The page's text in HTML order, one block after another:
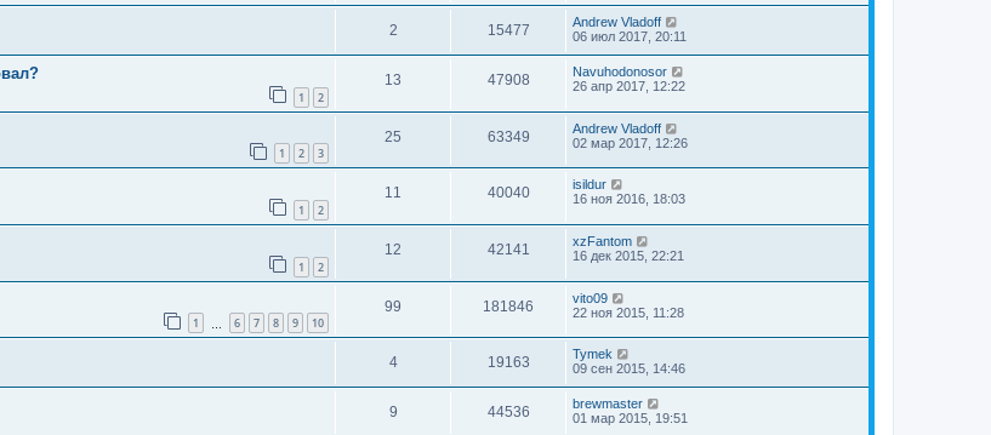
2 15477
Andrew Vladoff
06 июл 2017, 20:11
1 2
13 47908
Navuhodonosor
26 апр 2017, 12:22
1 2 3
25 63349
Andrew Vladoff
02 мар 2017, 12:26
1 2
11 40040
isildur
16 ноя 2016, 18:03
1 2
12 42141
xzFantom
16 дек 2015, 22:21
1 6 7 8 9 10
99 181846
vito09
22 ноя 2015, 11:28
4 19163
Tymek
09 сен 2015, 14:46
9 44536
brewmaster
01 мар 2015, 19:51